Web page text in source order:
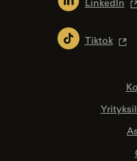
LinkedIn
Tiktok